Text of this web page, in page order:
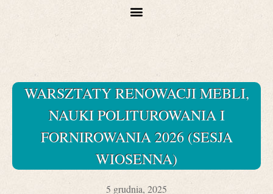
WARSZTATY RENOWACJI MEBLI,
NAUKI POLITUROWANIA I
FORNIROWANIA 2026 (SESJA
WIOSENNA)
5 grudnia, 2025